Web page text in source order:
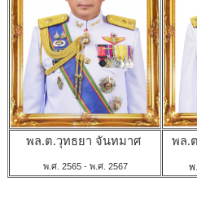
พล.ต.วุทธยา จันทมาศ
พ.ศ. 2565 - พ.ศ. 2567
พล.
พ